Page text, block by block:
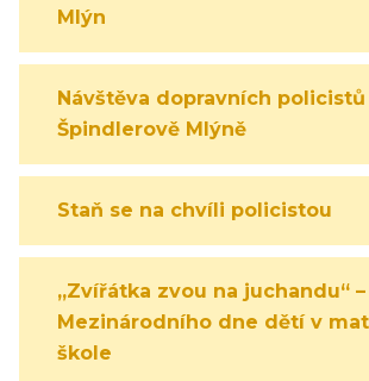
Mlýn
Návštěva dopravních policistů
Špindlerově Mlýně
Staň se na chvíli policistou
„Zvířátka zvou na juchandu“
Mezinárodního dne dětí v
škole